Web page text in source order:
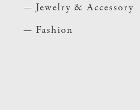
Jewelry & Accessory
Fashion